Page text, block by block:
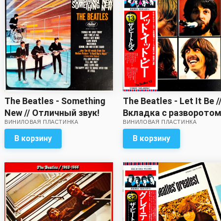
The Beatles - Something
New // Отличный звук!
ВИНИЛОВАЯ ПЛАСТИНКА
В корзину
The Beatles - Let It Be
Вкладка с
в комплекте!
ВИНИЛОВАЯ ПЛАСТИНКА
В корзину